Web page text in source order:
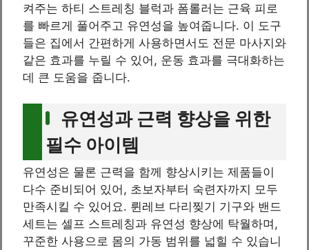
켜주는 하티 스트레칭 블럭과 폼롤러는 근육 피로
를 빠르게 풀어주고 유연성을 높여줍니다. 이 도구
들은 집에서 간편하게 사용하면서도 전문 마사지와
같은 효과를 누릴 수 있어, 운동 효과를 극대화하는
데 큰 도움을 줍니다.
유연성과 근력 향상을 위한
필수 아이템
유연성은 물론 근력을 함께 향상시키는 제품들이
다수 준비되어 있어, 초보자부터 숙련자까지 모두
만족시킬 수 있어요. 륀레브 다리찢기 기구와 밴드
세트는 셀프 스트레칭과 유연성 향상에 탁월하며,
꾸준한 사용으로 몸의 가동 범위를 넓힐 수 있습니